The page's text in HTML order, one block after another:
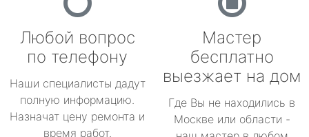
Любой вопрос
по телефону
Наши специалисты дадут
полную информацию.
Назначат цену ремонта и
время работ.
Мастер
бесплатно
выезжает на дом
Где Вы не находились в
Москве или области -